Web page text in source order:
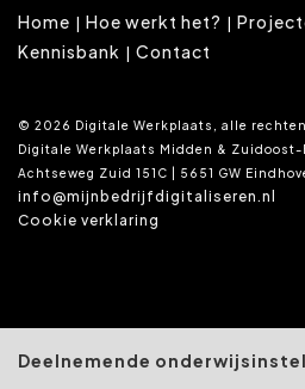
Home Hoe werkt het?
Kennisbank
Contact
© 2026 Digitale Werkplaats, alle
Digitale Werkplaats Midden & Zuidoost-
Achtseweg Zuid 151C | 5651 GW
info@mijnbedrijfdigitaliseren.nl
Cookie verklaring
Deelnemende